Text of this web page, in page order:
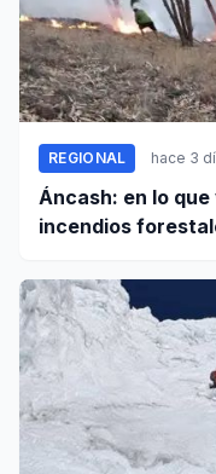
REGIONAL hace 3
Áncash: en lo
incendios